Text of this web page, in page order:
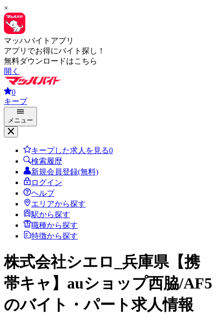
×
マッハバイトアプリ
アプリでお得にバイト探し！
無料ダウンロードはこちら
開く
0
キープ
メニュー
キープした求人を見る0
検索履歴
新規会員登録(無料)
ログイン
ヘルプ
エリアから探す
駅から探す
職種から探す
特徴から探す
株式会社シエロ_兵庫県【携
帯キャ】auショップ西脇/AF5
のバイト・パート求人情報